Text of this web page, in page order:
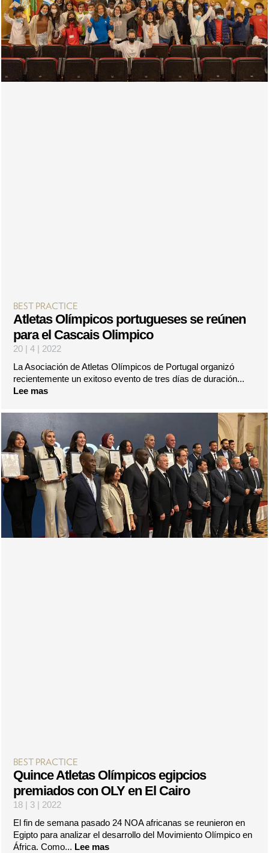
BEST PRACTICE
Atletas Olímpicos portugueses se reúnen
para el Cascais Olimpico
20 | 4 | 2022
La Asociación de Atletas Olímpicos de Portugal organizó
recientemente un exitoso evento de tres días de duración...
Lee mas
BEST PRACTICE
Quince Atletas Olímpicos egipcios
premiados con OLY en El Cairo
18 | 3 | 2022
El fin de semana pasado 24 NOA africanas se reunieron en
Egipto para analizar el desarrollo del Movimiento Olímpico en
África. Como... Lee mas